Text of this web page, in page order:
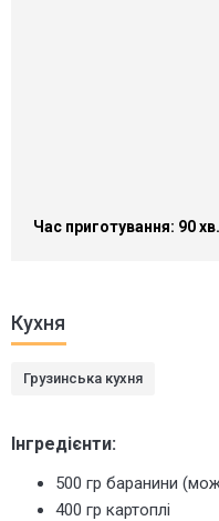
Час приготування: 90 хв.
Кухня
Грузинська кухня
Інгредієнти:
500 гр баранини
400 гр картоплі